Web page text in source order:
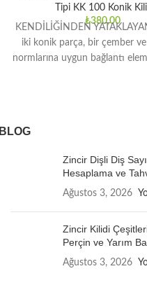
Tipi KK 100 Konik
₺380,00
KENDİLİĞİNDEN
iki konik parça, bir çember
normlarına uygun bağlantı
BLOG
Zincir Dişli Diş
Hesaplama ve
Ağustos 3, 2026
Zincir Kilidi
Perçin ve Yarım
Ağustos 3, 2026